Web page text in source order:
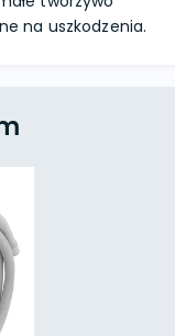
na uszkodzenia.